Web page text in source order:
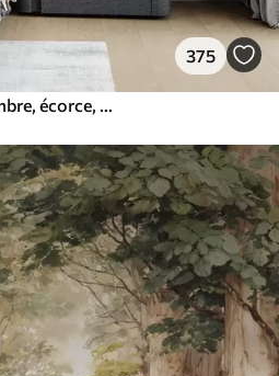
375